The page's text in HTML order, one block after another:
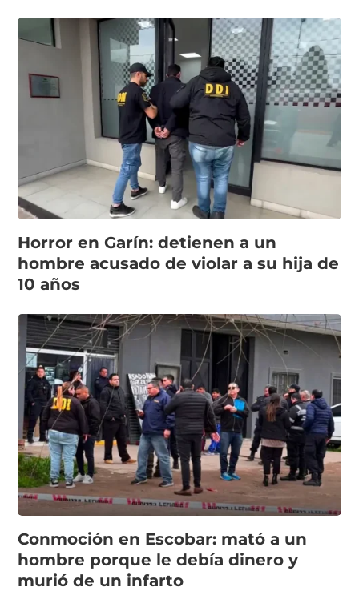
Horror en Garín: detienen a un
hombre acusado de violar a su hija de
10 años
Conmoción en Escobar: mató a un
hombre porque le debía dinero y
murió de un infarto